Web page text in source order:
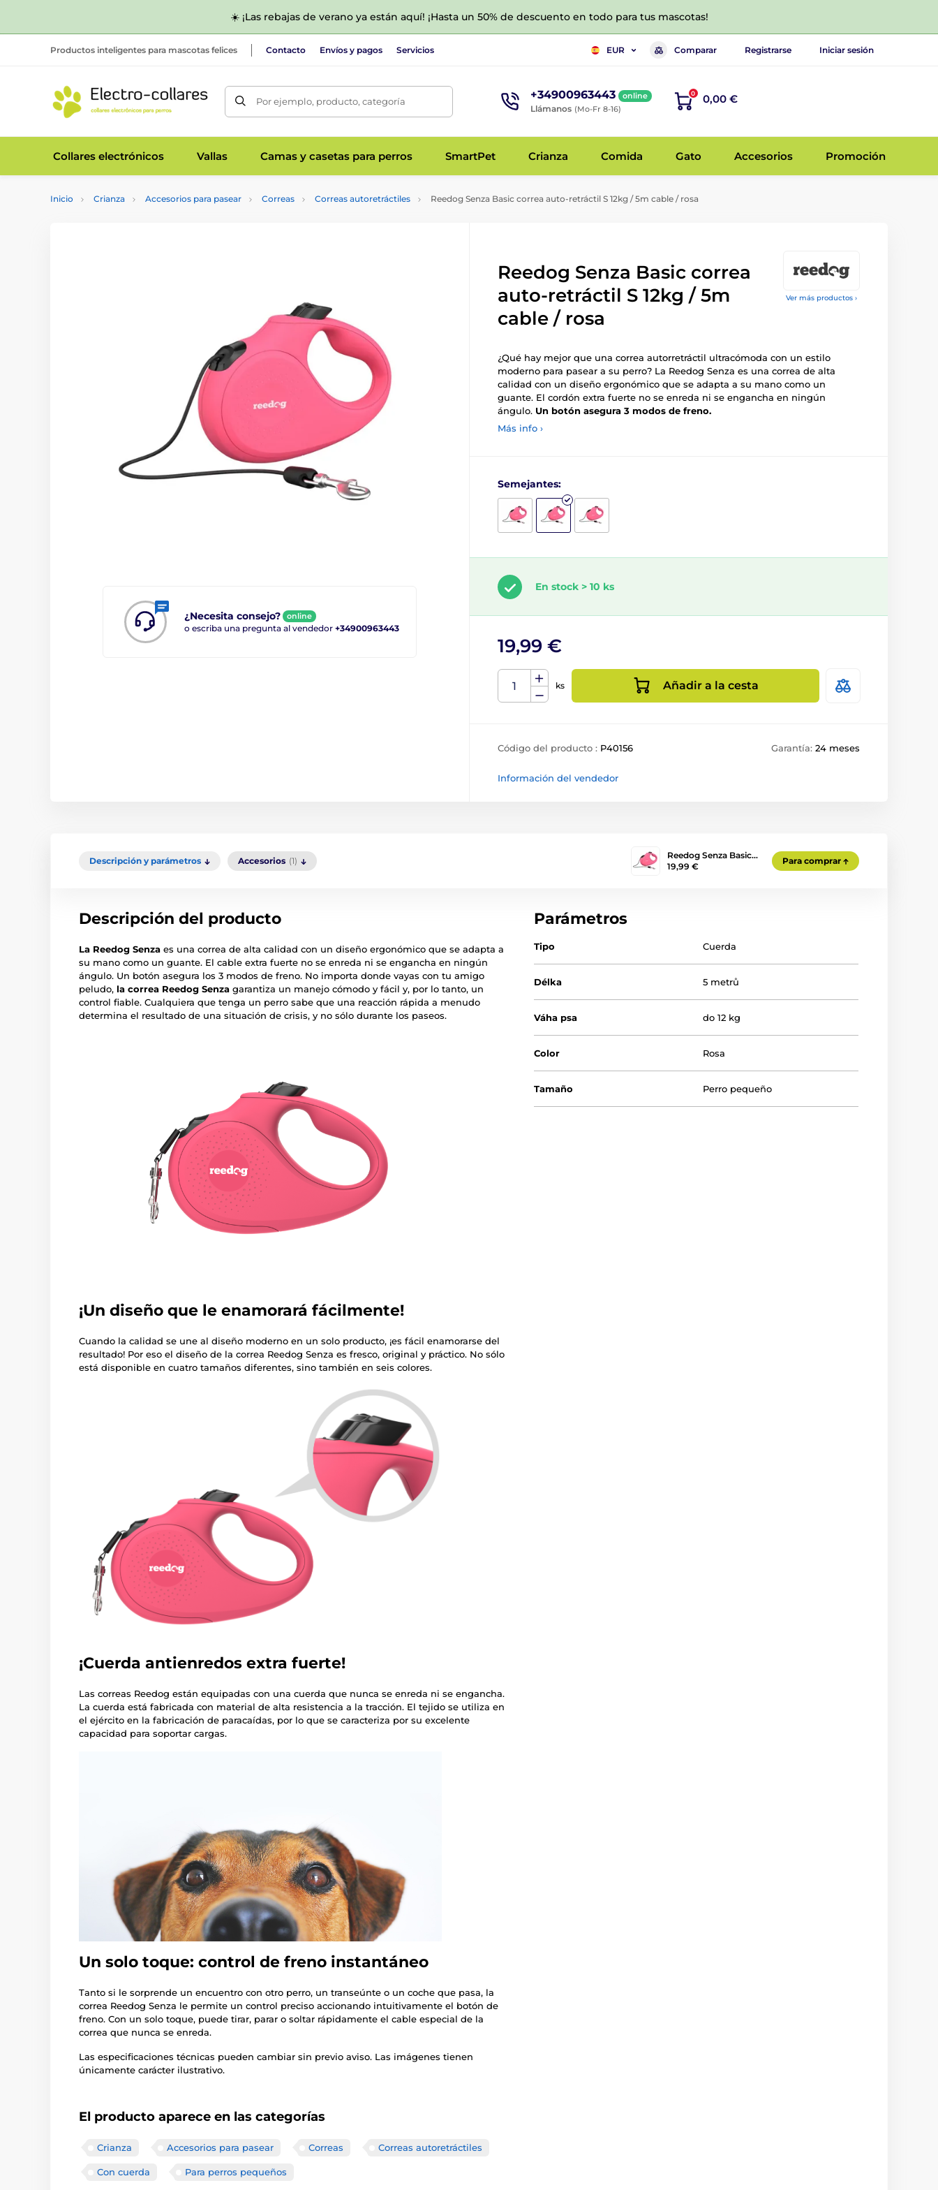
☀️ ¡Las rebajas de verano ya están aquí! ¡Hasta un 50% de descuento en todo para tus mascotas!
Productos inteligentes para mascotas felices Contacto Envíos y pagos Servicios EUR Comparar Registrarse Iniciar sesión
Por ejemplo, producto, categoría +34900963443 online
Llámanos (Mo-Fr 8-16)
0 0,00 €
Collares electrónicos Vallas Camas y casetas para perros SmartPet Crianza Comida Gato Accesorios Promoción
Inicio Crianza Accesorios para pasear Correas Correas autoretráctiles Reedog Senza Basic correa auto-retráctil S 12kg / 5m cable / rosa
Ver más productos ›
¿Necesita consejo? online
o escriba una pregunta al vendedor +34900963443
Reedog Senza Basic correa
auto-retráctil S 12kg / 5m
cable / rosa
¿Qué hay mejor que una correa autorretráctil ultracómoda con un estilo
moderno para pasear a su perro? La Reedog Senza es una correa de alta
calidad con un diseño ergonómico que se adapta a su mano como un
guante. El cordón extra fuerte no se enreda ni se engancha en ningún
ángulo. Un botón asegura 3 modos de freno.
Más info ›
Semejantes:
En stock > 10 ks
19,99 €
ks Añadir a la cesta
Código del producto : P40156 Garantía: 24 meses
Información del vendedor
Descripción y parámetros Accesorios (1)
Reedog Senza Basic…
19,99 €
Para comprar
Descripción del producto
La Reedog Senza es una correa de alta calidad con un diseño ergonómico que se adapta a
su mano como un guante. El cable extra fuerte no se enreda ni se engancha en ningún
ángulo. Un botón asegura los 3 modos de freno. No importa donde vayas con tu amigo
peludo, la correa Reedog Senza garantiza un manejo cómodo y fácil y, por lo tanto, un
control fiable. Cualquiera que tenga un perro sabe que una reacción rápida a menudo
determina el resultado de una situación de crisis, y no sólo durante los paseos.
¡Un diseño que le enamorará fácilmente!
Cuando la calidad se une al diseño moderno en un solo producto, ¡es fácil enamorarse del
resultado! Por eso el diseño de la correa Reedog Senza es fresco, original y práctico. No sólo
está disponible en cuatro tamaños diferentes, sino también en seis colores.
¡Cuerda antienredos extra fuerte!
Las correas Reedog están equipadas con una cuerda que nunca se enreda ni se engancha.
La cuerda está fabricada con material de alta resistencia a la tracción. El tejido se utiliza en
el ejército en la fabricación de paracaídas, por lo que se caracteriza por su excelente
capacidad para soportar cargas.
Un solo toque: control de freno instantáneo
Tanto si le sorprende un encuentro con otro perro, un transeúnte o un coche que pasa, la
correa Reedog Senza le permite un control preciso accionando intuitivamente el botón de
freno. Con un solo toque, puede tirar, parar o soltar rápidamente el cable especial de la
correa que nunca se enreda.
Las especificaciones técnicas pueden cambiar sin previo aviso. Las imágenes tienen
únicamente carácter ilustrativo.
El producto aparece en las categorías
Crianza Accesorios para pasear Correas Correas autoretráctiles
Con cuerda Para perros pequeños
Parámetros
Tipo Cuerda
Délka 5 metrů
Váha psa do 12 kg
Color Rosa
Tamaño Perro pequeño